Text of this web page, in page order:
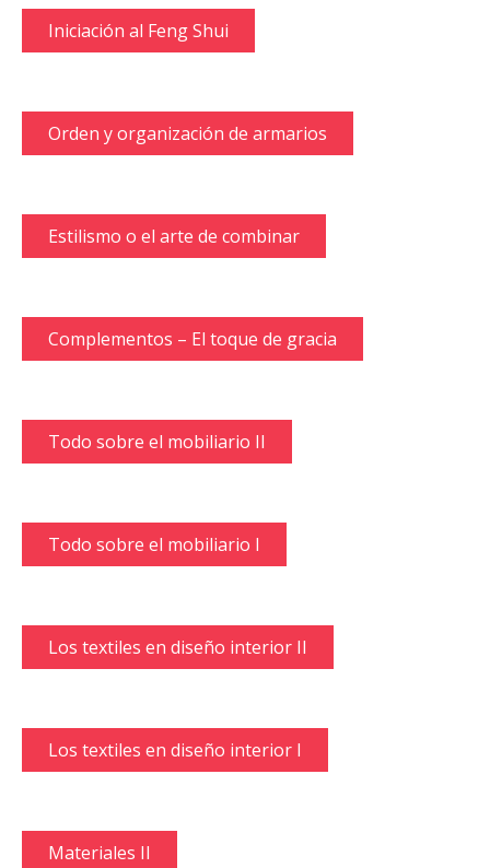
Iniciación al Feng Shui
Orden y organización de armarios
Estilismo o el arte de combinar
Complementos – El toque de gracia
Todo sobre el mobiliario II
Todo sobre el mobiliario I
Los textiles en diseño interior II
Los textiles en diseño interior I
Materiales II